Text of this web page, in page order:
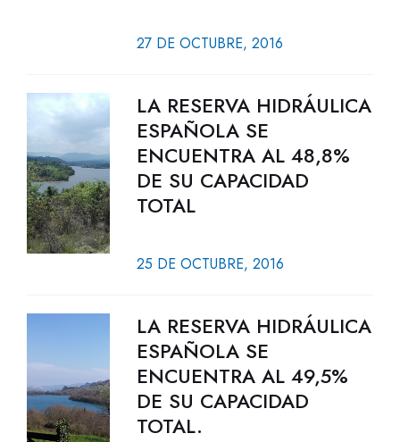
27 DE OCTUBRE, 2016
LA RESERVA HIDRÁULICA
ESPAÑOLA SE
ENCUENTRA AL 48,8%
DE SU CAPACIDAD
TOTAL
25 DE OCTUBRE, 2016
LA RESERVA HIDRÁULICA
ESPAÑOLA SE
ENCUENTRA AL 49,5%
DE SU CAPACIDAD
TOTAL.